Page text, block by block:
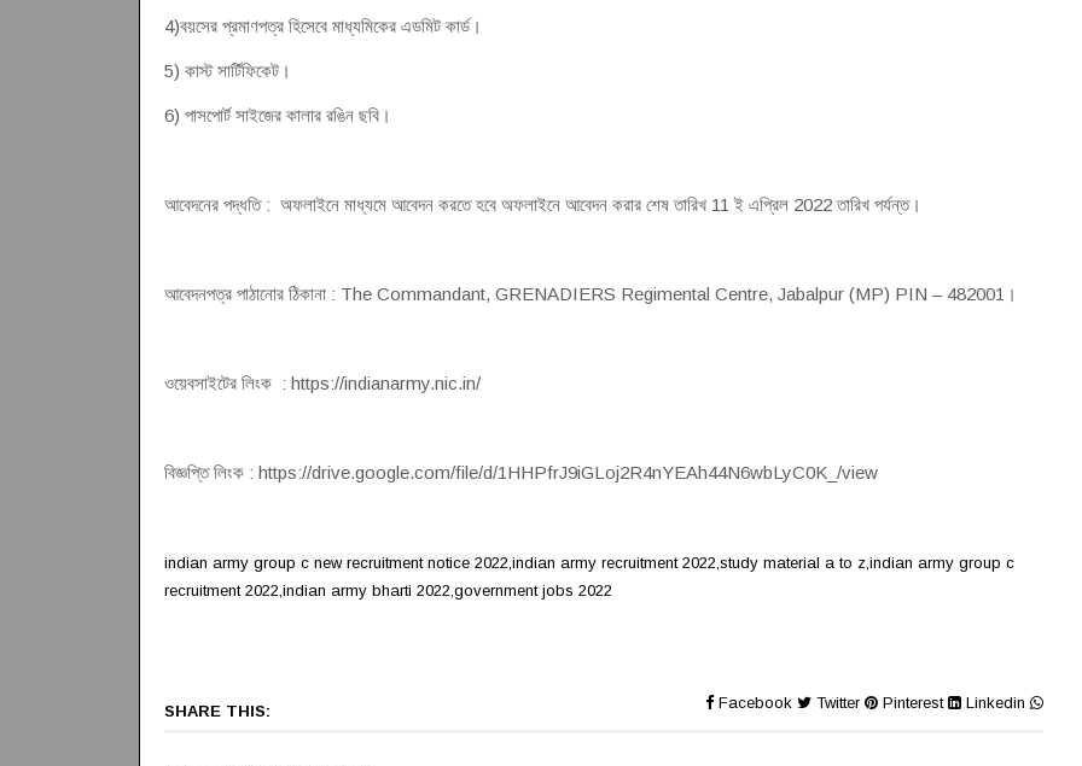
4)বয়সের প্রমাণপত্র হিসেবে মাধ্যমিকের এডমিট কার্ড।
5) কাস্ট সার্টিফিকেট।
6) পাসপোর্ট সাইজের কালার রঙিন ছবি।
আবেদনের পদ্ধতি : অফলাইনে মাধ্যমে আবেদন করতে হবে অফলাইনে আবেদন করার শেষ তারিখ 11 ই এপ্রিল 2022 তারিখ পর্যন্ত।
আবেদনপত্র পাঠানোর ঠিকানা : The Commandant, GRENADIERS Regimental Centre, Jabalpur (MP) PIN – 482001।
ওয়েবসাইটের লিংক : https://indianarmy.nic.in/
বিজ্ঞপ্তি লিংক : https://drive.google.com/file/d/1HHPfrJ9iGLoj2R4nYEAh44N6wbLyC0K_/view
indian army group c new recruitment notice 2022,indian army recruitment 2022,study material a to z,indian army group c
recruitment 2022,indian army bharti 2022,government jobs 2022
SHARE THIS: Facebook Twitter Pinterest Linkedin